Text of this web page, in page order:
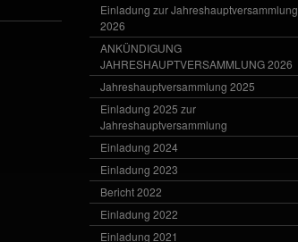
Einladung zur Jahreshauptversammlung
2026
ANKÜNDIGUNG
JAHRESHAUPTVERSAMMLUNG 2026
Jahreshauptversammlung 2025
Einladung 2025 zur
Jahreshauptversammlung
Einladung 2024
Einladung 2023
Bericht 2022
Einladung 2022
Einladung 2021